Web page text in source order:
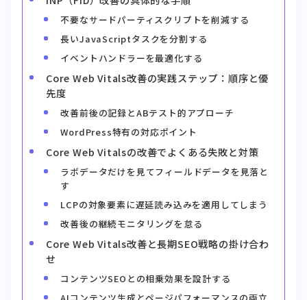
長いJavaScriptタスクを分割する
イベントハンドラーを最適化する
Core Web Vitals改善の実践ステップ：順序と優
先度
改善前後の記録とABテスト的アプローチ
WordPress特有の対応ポイント
Core Web Vitalsの改善でよくある失敗と対策
ラボデータだけを見てフィールドデータを見落と
す
LCPの対象要素に遅延読み込みを適用してしまう
改善後の継続モニタリングを怠る
Core Web Vitals改善と長期SEO戦略の掛け合わ
せ
コンテンツSEOとの相乗効果を設計する
まとめ：Core Web Vitals改善の実装チェックリ